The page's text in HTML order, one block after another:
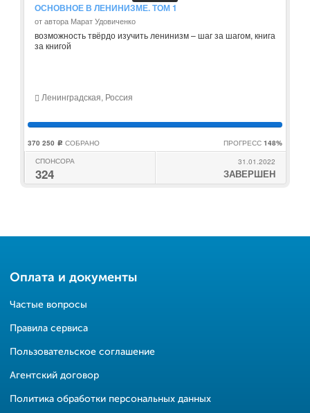
ОСНОВНОЕ В ЛЕНИНИЗМЕ. ТОМ 1
от автора Марат Удовиченко
возможность твёрдо изучить ленинизм – шаг за шагом, книга
за книгой
Ленинградская, Россия
370 250 c СОБРАНО ПРОГРЕСС 148%
СПОНСОРА
324
31.01.2022
ЗАВЕРШЕН
Оплата и документы
Частые вопросы
Правила сервиса
Пользовательское соглашение
Агентский договор
Политика обработки персональных данных